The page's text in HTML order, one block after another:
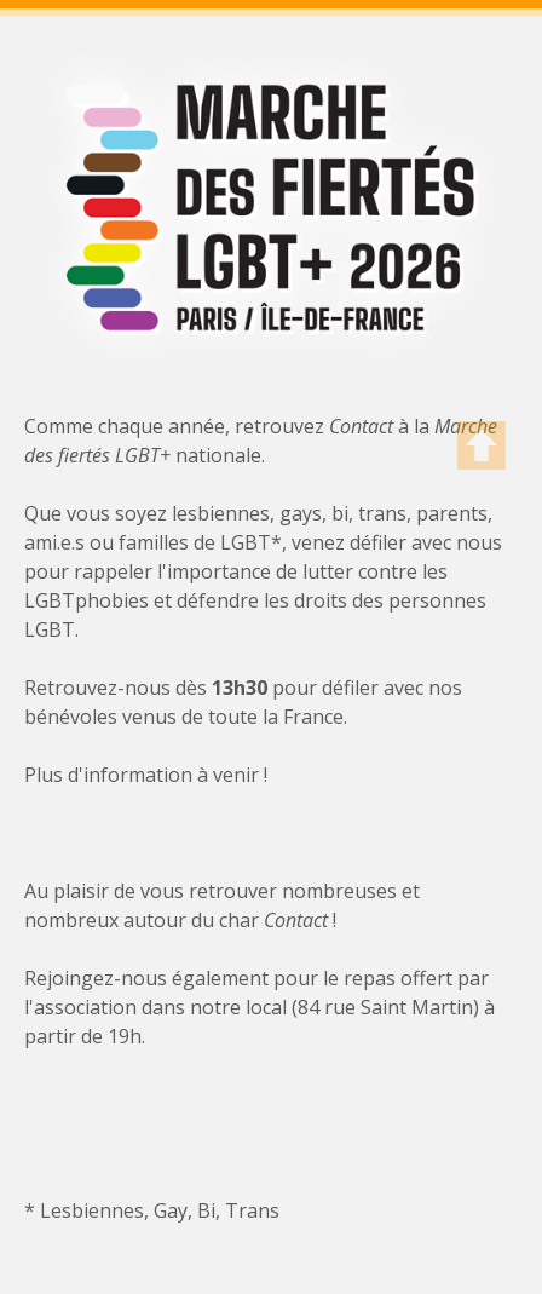
Comme chaque année, retrouvez Contactà la Marche
des fiertés LGBT+ nationale.
Que vous soyez lesbiennes, gays, bi, trans, parents,
ami.e.s ou familles de LGBT*, venez défiler avec nous
pour rappeler l'importance de lutter contre les
LGBTphobies et défendre les droits des personnes
LGBT.
Retrouvez-nous dès 13h30 pour défiler avec nos
bénévoles venus de toute la France.
Plus d'information à venir !
Au plaisir de vous retrouver nombreuses et
nombreux autour du char Contact!
Rejoingez-nous également pour le repas offert par
l'association dans notre local (84 rue Saint Martin) à
partir de 19h.
* Lesbiennes, Gay, Bi, Trans